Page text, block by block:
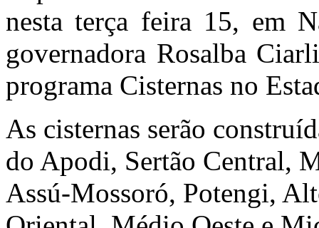
nesta terça feira 15, em
governadora Rosalba
programa Cisternas no
As cisternas serão
do Apodi, Sertão Central,
Assú-Mossoró, Potengi,